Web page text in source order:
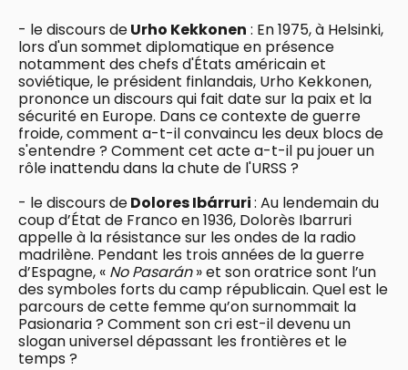
- le discours deUrho Kekkonen : En 1975, à Helsinki,
lors d'un sommet diplomatique en présence
notamment des chefs d'États américain et
soviétique, le président finlandais, Urho Kekkonen,
prononce un discours qui fait date sur la paix et la
sécurité en Europe. Dans ce contexte de guerre
froide, comment a-t-il convaincu les deux blocs de
s'entendre ? Comment cet acte a-t-il pu jouer un
rôle inattendu dans la chute de l'URSS ?
- le discours deDolores Ibárruri: Au lendemain du
coup d’État de Franco en 1936, Dolorès Ibarruri
appelle à la résistance sur les ondes de la radio
madrilène. Pendant les trois années de la guerre
d’Espagne, « No Pasarán» et son oratrice sont l’un
des symboles forts du camp républicain. Quel est le
parcours de cette femme qu’on surnommait la
Pasionaria ? Comment son cri est-il devenu un
slogan universel dépassant les frontières et le
temps ?